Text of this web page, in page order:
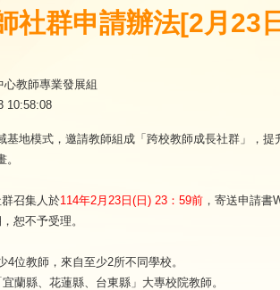
社群申請辦法[2月23
心教師專業發展組
10:58:08
基地模式，邀請教師組成「跨校教師成長社群」，
召集人於114年2月23日(日) 23：59前 ，寄送申請
恕不予受理。
4位教師，來自至少2所不同學校。
蘭縣、花蓮縣、台東縣」大專校院教師。